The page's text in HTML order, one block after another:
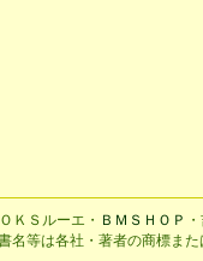
ＫＳルーエ・ ＢＭＳＨＯＰ
名等は各社・著者の商標ま